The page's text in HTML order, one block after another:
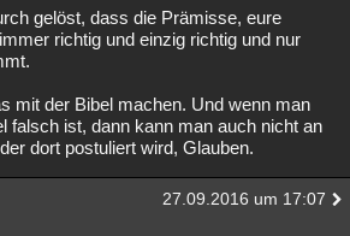
gelöst, dass die Prämisse, eure
richtig und einzig richtig und nur
mit der Bibel machen. Und wenn man
falsch ist, dann kann man auch nicht an
dort postuliert wird, Glauben.
27.09.2016 um 17:07